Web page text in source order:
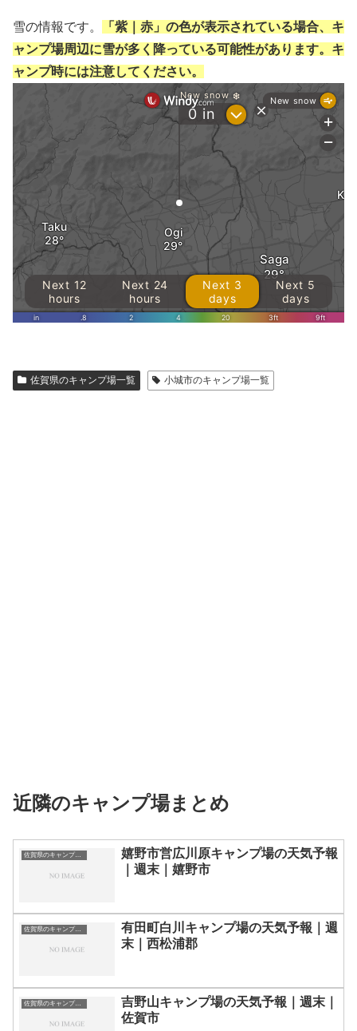
雪の情報です。
「紫｜赤」の色が表示されている場合、キ
ャンプ場周辺に雪が多く降っている可能性があります。キ
ャンプ時には注意してください。
佐賀県のキャンプ場一覧 小城市のキャンプ場一覧
近隣のキャンプ場まとめ
佐賀県のキャンプ場一覧
嬉野市営広川原キャンプ場の天気予報
｜週末｜嬉野市
佐賀県のキャンプ場一覧
有田町白川キャンプ場の天気予報｜週
末｜西松浦郡
佐賀県のキャンプ場一覧
吉野山キャンプ場の天気予報｜週末｜
佐賀市